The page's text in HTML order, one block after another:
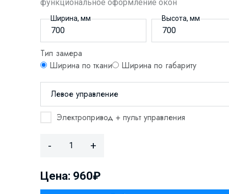
функциональное оформление окон
Ширина, мм Высота, мм
Тип замера
Ширина по ткани
Ширина по габариту
Левое управление
Электропривод + пульт управления
- +
Цена: 960₽